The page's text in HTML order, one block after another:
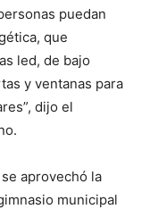
puedan
que
led, de bajo
y ventanas para
dijo el
aprovechó la
municipal